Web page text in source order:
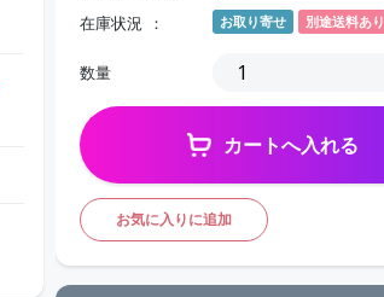
在庫状況 お取り寄せ 別途送料あり
数量
カートへ入れる
お気に入りに追加